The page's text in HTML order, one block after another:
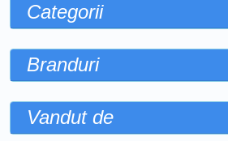
Categorii
Branduri
Vandut de